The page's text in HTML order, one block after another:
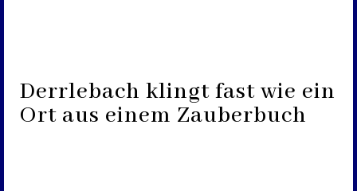
Derrlebach klingt fast wie ein
Ort aus einem Zauberbuch